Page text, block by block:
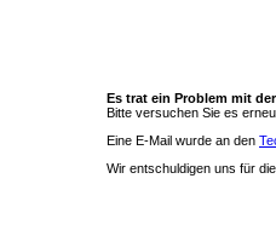
Es trat ein Problem mit
Bitte versuchen Sie es
Eine E-Mail wurde an den
Wir entschuldigen uns für